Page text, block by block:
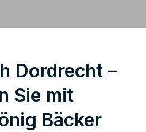
Dordrecht –
Sie mit
Bäcker